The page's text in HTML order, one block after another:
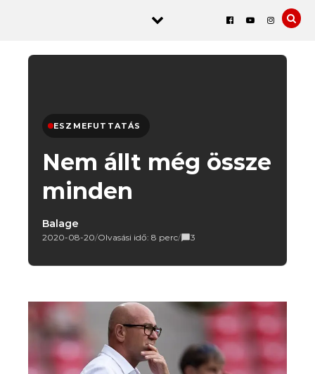
ESZMEFUTTATÁS
Nem állt még össze
minden
Balage
2020-08-20/Olvasási idő: 8 perc/ 3